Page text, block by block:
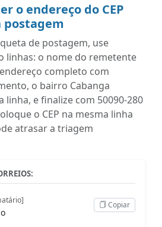
o endereço do CEP
postagem
de postagem, use
linhas: o nome do remetente
completo com
o bairro Cabanga
linha, e finalize com 50090-280
o CEP na mesma linha
atrasar a triagem
Copiar